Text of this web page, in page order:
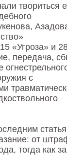
твориться
«Угроза» и
передача,
с
от
тогда как за